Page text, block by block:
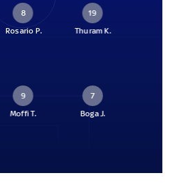
8
Rosario P.
19
Thuram K.
9
Moffi T.
7
Boga J.